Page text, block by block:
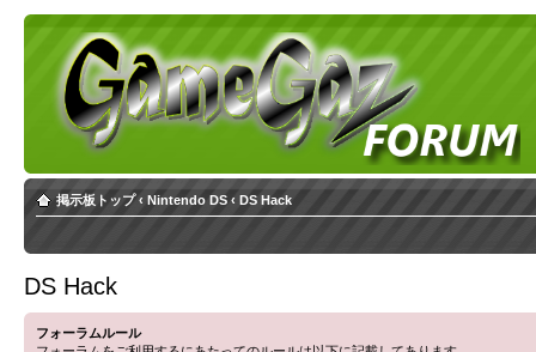
掲示板トップ ‹ Nintendo DS ‹ DS Hack
DS Hack
フォーラムルール